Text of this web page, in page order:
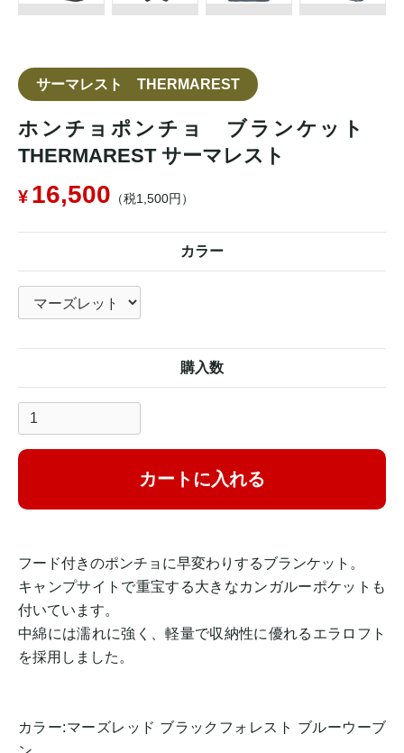
サーマレスト THERMAREST
ホンチョポンチョ ブランケット
THERMAREST サーマレスト
16,500 （税1,500円）
カラー
購入数
カートに入れる
フード付きのポンチョに早変わりするブランケット。
キャンプサイトで重宝する大きなカンガルーポケットも
付いています。
中綿には濡れに強く、軽量で収納性に優れるエラロフト
を採用しました。
カラー:マーズレッド ブラックフォレスト ブルーウーブ